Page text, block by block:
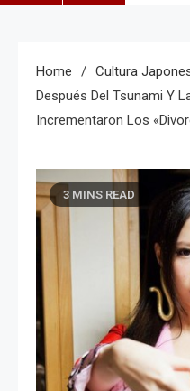
Home
Cultura
Después Del Tsunami Y
Incrementaron Los
3 MINS READ